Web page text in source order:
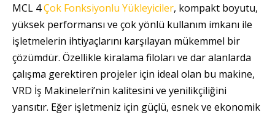
MCL 4Çok Fonksiyonlu Yükleyiciler, kompakt boyutu,
yüksek performansı ve çok yönlü kullanım imkanı ile
işletmelerin ihtiyaçlarını karşılayan mükemmel bir
çözümdür. Özellikle kiralama filoları ve dar alanlarda
çalışma gerektiren projeler için ideal olan bu makine,
VRD İş Makineleri’nin kalitesini ve yenilikçiliğini
yansıtır. Eğer işletmeniz için güçlü, esnek ve ekonomik